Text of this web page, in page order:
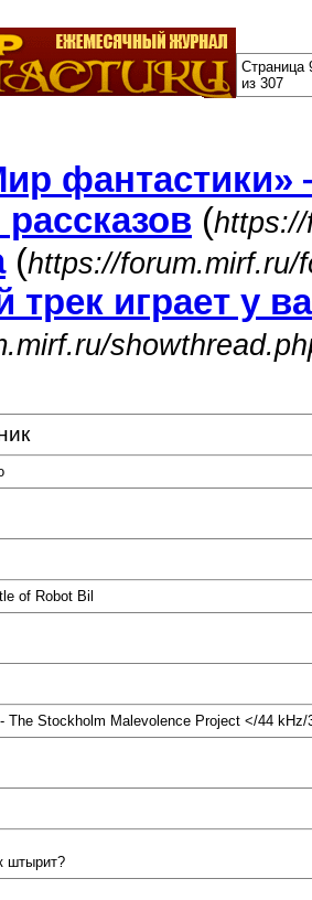
Страница
из 307
фантастики»
(
(https://forum.mirf.ru/
трек играет у
of Robot Bil
The Stockholm Malevolence Project </44
штырит?